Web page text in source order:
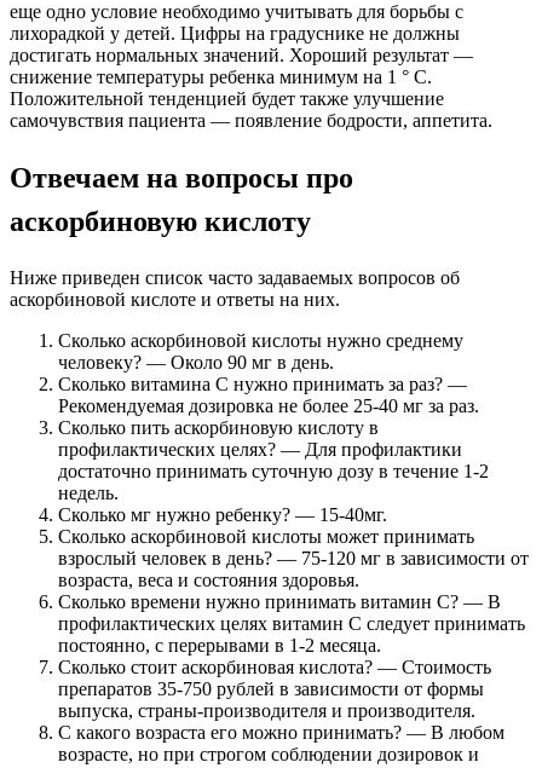
еще одно условие необходимо учитывать для борьбы с
лихорадкой у детей. Цифры на градуснике не должны
достигать нормальных значений. Хороший результат —
снижение температуры ребенка минимум на 1 ° С.
Положительной тенденцией будет также улучшение
самочувствия пациента — появление бодрости, аппетита.
Отвечаем на вопросы про
аскорбиновую кислоту
Ниже приведен список часто задаваемых вопросов об
аскорбиновой кислоте и ответы на них.
Сколько аскорбиновой кислоты нужно среднему
человеку? — Около 90 мг в день.
Сколько витамина С нужно принимать за раз? —
Рекомендуемая дозировка не более 25-40 мг за раз.
Сколько пить аскорбиновую кислоту в
профилактических целях? — Для профилактики
достаточно принимать суточную дозу в течение 1-2
недель.
Сколько мг нужно ребенку? — 15-40мг.
Сколько аскорбиновой кислоты может принимать
взрослый человек в день? — 75-120 мг в зависимости от
возраста, веса и состояния здоровья.
Сколько времени нужно принимать витамин С? — В
профилактических целях витамин С следует принимать
постоянно, с перерывами в 1-2 месяца.
Сколько стоит аскорбиновая кислота? — Стоимость
препаратов 35-750 рублей в зависимости от формы
выпуска, страны-производителя и производителя.
С какого возраста его можно принимать? — В любом
возрасте, но при строгом соблюдении дозировок и